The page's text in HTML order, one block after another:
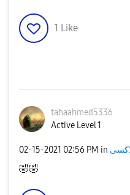
1 Like
tahaahmed5336
Active Level 1
‎02-15-2021 02:56 PM in
🤣🤣